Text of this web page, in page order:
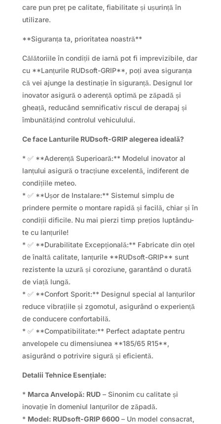
care pun preț pe calitate, fiabilitate și ușurință în
utilizare.
**Siguranța ta, prioritatea noastră**
Călătoriile în condiții de iarnă pot fi imprevizibile, dar
cu **Lanțurile RUDsoft-GRIP**, poți avea siguranța
că vei ajunge la destinație în siguranță. Designul lor
inovator asigură o aderență optimă pe zăpadă și
gheață, reducând semnificativ riscul de derapaj și
îmbunătățind controlul vehiculului.
Ce face Lanturile RUDsoft-GRIP alegerea ideală?
* ✅ **Aderență Superioară:** Modelul inovator al
lanțului asigură o tracțiune excelentă, indiferent de
condițiile meteo.
* ✅ **Ușor de Instalare:** Sistemul simplu de
prindere permite o montare rapidă și facilă, chiar și în
condiții dificile. Nu mai pierzi timp prețios luptându-
te cu lanțurile!
* ✅ **Durabilitate Excepțională:** Fabricate din oțel
de înaltă calitate, lanțurile **RUDsoft-GRIP** sunt
rezistente la uzură și coroziune, garantând o durată
de viață lungă.
* ✅ **Confort Sporit:** Designul special al lanțurilor
reduce vibrațiile și zgomotul, asigurând o experiență
de conducere confortabilă.
* ✅ **Compatibilitate:** Perfect adaptate pentru
anvelopele cu dimensiunea **185/65 R15**,
asigurând o potrivire sigură și eficientă.
Detalii Tehnice Esențiale:
* Marca Anvelopă: RUD– Sinonim cu calitate și
inovație în domeniul lanțurilor de zăpadă.
* Model: RUDsoft-GRIP 6600– Un model consacrat,